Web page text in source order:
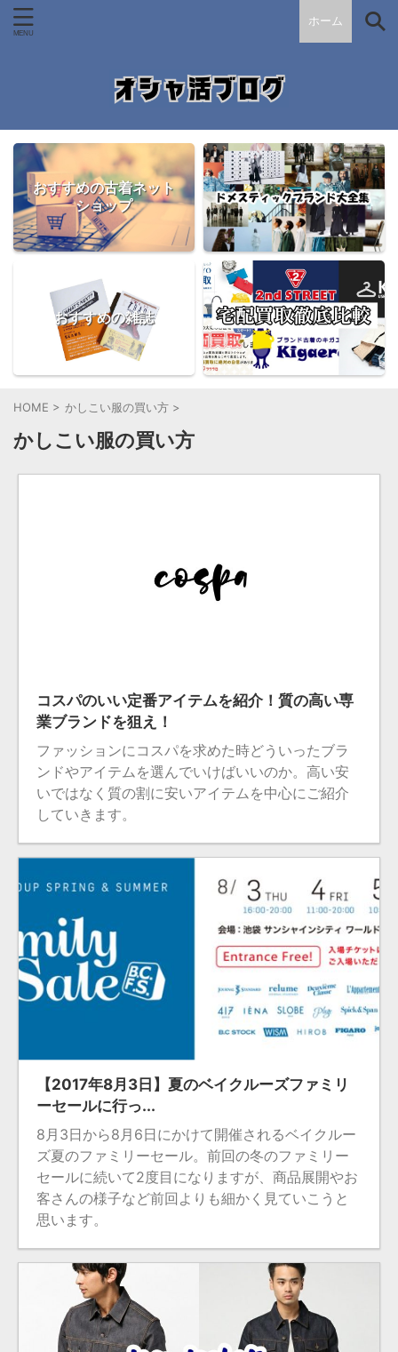
ホーム
おすすめの古着ネット
ショップ
おすすめの雑誌
HOME > かしこい服の買い方 >
かしこい服の買い方
コスパのいい定番アイテムを紹介！質の高い専
業ブランドを狙え！
ファッションにコスパを求めた時どういったブラ
ンドやアイテムを選んでいけばいいのか。高い安
いではなく質の割に安いアイテムを中心にご紹介
していきます。
【2017年8月3日】夏のベイクルーズファミリ
ーセールに行っ...
8月3日から8月6日にかけて開催されるベイクルー
ズ夏のファミリーセール。前回の冬のファミリー
セールに続いて2度目になりますが、商品展開やお
客さんの様子など前回よりも細かく見ていこうと
思います。